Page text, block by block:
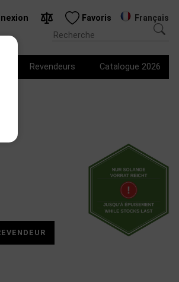
Favoris Français
Revendeurs Catalogue 2026